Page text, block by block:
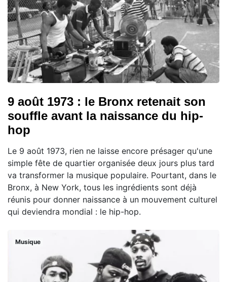
9 août 1973 : le Bronx retenait son
souffle avant la naissance du hip-
hop
Le 9 août 1973, rien ne laisse encore présager qu'une
simple fête de quartier organisée deux jours plus tard
va transformer la musique populaire. Pourtant, dans le
Bronx, à New York, tous les ingrédients sont déjà
réunis pour donner naissance à un mouvement culturel
qui deviendra mondial : le hip-hop.
Musique